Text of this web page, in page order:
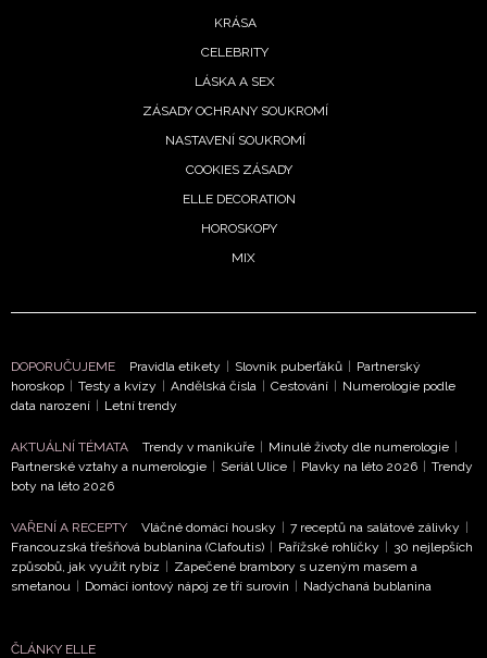
KRÁSA
CELEBRITY
LÁSKA A SEX
ZÁSADY OCHRANY SOUKROMÍ
NASTAVENÍ SOUKROMÍ
COOKIES ZÁSADY
ELLE DECORATION
HOROSKOPY
MIX
DOPORUČUJEME Pravidla etikety | Slovník puberťáků | Partnerský
horoskop | Testy a kvízy | Andělská čísla | Cestování | Numerologie podle
data narození | Letní trendy
AKTUÁLNÍ TÉMATA Trendy v manikúře | Minulé životy dle numerologie |
Partnerské vztahy a numerologie | Seriál Ulice | Plavky na léto 2026 | Trendy
boty na léto 2026
VAŘENÍ A RECEPTY Vláčné domácí housky | 7 receptů na salátové zálivky |
Francouzská třešňová bublanina (Clafoutis) | Pařížské rohlíčky | 30 nejlepších
způsobů, jak využít rybíz | Zapečené brambory s uzeným masem a
smetanou | Domácí iontový nápoj ze tří surovin | Nadýchaná bublanina
ČLÁNKY ELLE